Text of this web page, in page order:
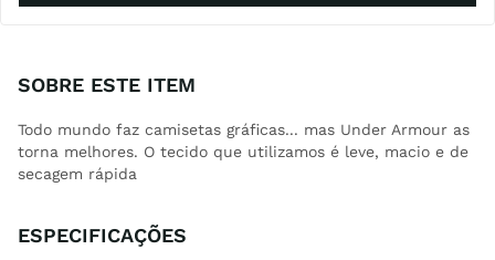
SOBRE ESTE ITEM
Todo mundo faz camisetas gráficas... mas Under Armour as
torna melhores. O tecido que utilizamos é leve, macio e de
secagem rápida
ESPECIFICAÇÕES